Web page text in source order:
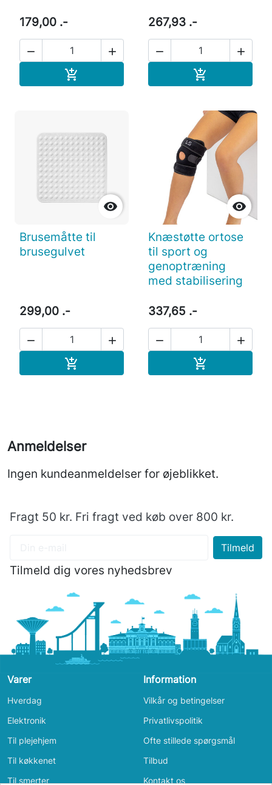
179,00 .-
 

267,93 .-
 


Brusemåtte til
brusegulvet
299,00 .-
 


Knæstøtte ortose
til sport og
genoptræning
med stabilisering
337,65 .-
 

Anmeldelser
Ingen kundeanmeldelser for øjeblikket.
Fragt 50 kr. Fri fragt ved køb over 800 kr.
Tilmeld dig vores nyhedsbrev
Varer
Hverdag
Elektronik
Til plejehjem
Til køkkenet
Til smerter
Information
Vilkår og betingelser
Privatlivspolitik
Ofte stillede spørgsmål
Tilbud
Kontakt os